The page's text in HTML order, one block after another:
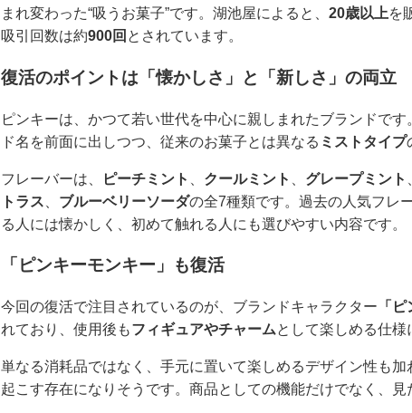
まれ変わった“吸うお菓子”です。湖池屋によると、 20歳以上を
吸引回数は約900回 とされています。
復活のポイントは「懐かしさ」と「新しさ」の両立
ピンキーは、かつて若い世代を中心に親しまれたブランドで
ド名を前面に出しつつ、従来のお菓子とは異なる ミストタイプ
フレーバーは、 ピーチミント クールミント グレープミント
トラス
ブルーベリーソーダの全7種類です。過去の人気フレ
る人には懐かしく、初めて触れる人にも選びやすい内容です。
「ピンキーモンキー」も復活
今回の復活で注目されているのが、ブランドキャラクター 「
れており、使用後もフィギュアやチャームとして楽しめる仕様
単なる消耗品ではなく、手元に置いて楽しめるデザイン性も
起こす存在になりそうです。商品としての機能だけでなく、見